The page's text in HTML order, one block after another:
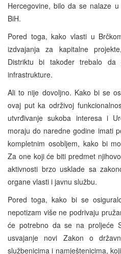
Hercegovine, bilo da se nalaze
BiH.
Pored toga, kako vlasti u
izdvajanja za kapitalne
Distriktu bi također trebalo da
infrastrukture.
Ali to nije dovoljno. Kako bi se
ovaj put ka održivoj
utvrđivanje sukoba interesa i
moraju do naredne godine imati
kompletnim osobljem, kako bi
Za one koji će biti predmet
aktivnosti brzo usklade sa
organe vlasti i javnu službu.
Pored toga, kako bi se
nepotizam više ne podrivaju
će potrebno da se na proljeće
usvajanje novi Zakon o
službenicima i namještenicima,